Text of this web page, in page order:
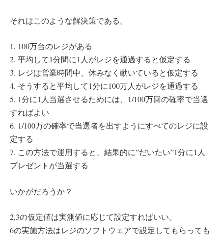
それはこのような解決策である。
1. 100万台のレジがある
2. 平均して1分間に1人がレジを通過すると仮定する
3. レジは営業時間中、休みなく動いていると仮定する
4. そうすると平均して1分に100万人がレジを通過する
5. 1分に1人当選させるためには、1/100万回の確率で当選
すればよい
6. 1/100万の確率で当選者を出すようにすべてのレジに設
定する
7. この方法で運用すると、結果的に”だいたい”1分に1人
プレゼントが当選する
いかがだろうか？
2,3の仮定値は実測値に応じて設定すればいい。
6の実施方法はレジのソフトウェアで設定してもらっても